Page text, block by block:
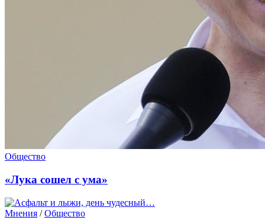
Общество
«Лука сошел с ума»
Мнения /Общество